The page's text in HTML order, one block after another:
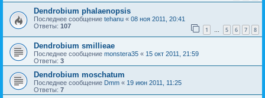
Dendrobium phalaenopsis
Последнее сообщение tehanu « 08 ноя 2011, 20:41
Ответы: 107 1 … 5 6 7 8
Dendrobium smillieae
Последнее сообщение monstera35 « 15 окт 2011, 21:59
Ответы: 3
Dendrobium moschatum
Последнее сообщение Dmm « 19 июн 2011, 11:25
Ответы: 7